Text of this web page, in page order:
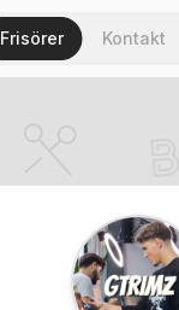
Frisörer Kontakt